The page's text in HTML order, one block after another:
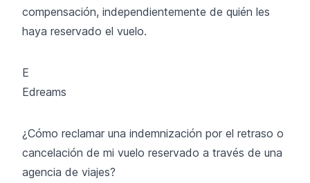
compensación, independientemente de quién les
haya reservado el vuelo.
E
Edreams
¿Cómo reclamar una indemnización por el retraso o
cancelación de mi vuelo reservado a través de una
agencia de viajes?